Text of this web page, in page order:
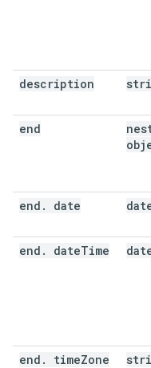
description
end
end . date
end . dateTime
end . timeZone